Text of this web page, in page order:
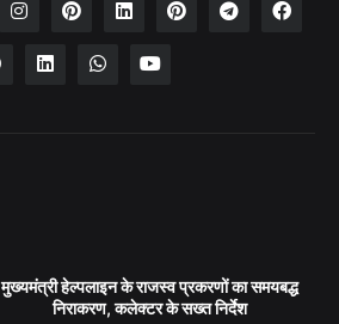
मुख्यमंत्री हेल्पलाइन के राजस्व प्रकरणों का समयबद्ध
निराकरण, कलेक्टर के सख्त निर्देश